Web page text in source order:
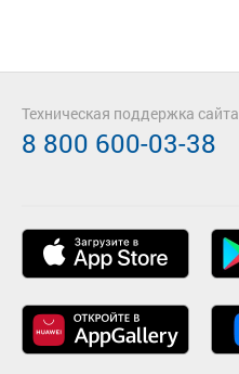
Техническая поддержка сайта
8 800 600-03-38